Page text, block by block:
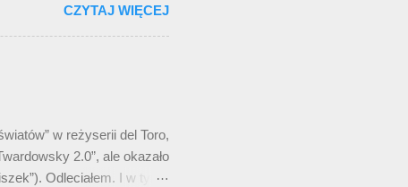
- przeczytał, - pyralgina-
kolega potulnie przyjął
wychodząc z
zastanawiam się, co
CZYTAJ WIĘCEJ
w reżyserii del Toro,
2.0”, ale okazało
Odleciałem. I w tym